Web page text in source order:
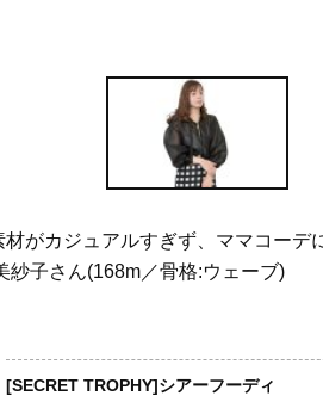
材がカジュアルすぎず、ママコー
紗子さん(168m／骨格:ウェーブ)
[SECRET TROPHY]シアーフーディ